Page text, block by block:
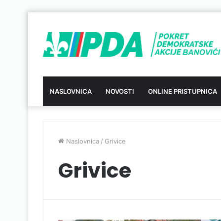
NASLOVNICA NOVOSTI ONLINE PRISTUPNICA
Naslovnica / Grivice
Grivice